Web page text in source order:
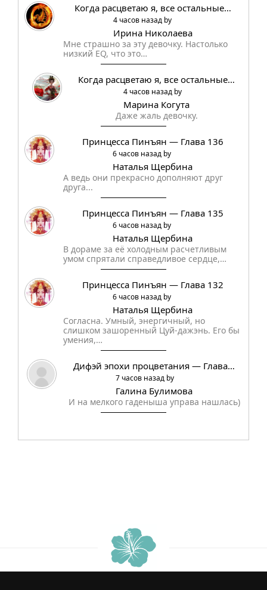
Когда расцветаю я, все остальные…
4 часов назад by
Ирина Николаева
Мне страшно за эту девочку. Настолько
низкий EQ, что это…
Когда расцветаю я, все остальные…
4 часов назад by
Марина Когута
Даже жаль девочку.
Принцесса Пинъян — Глава 136
6 часов назад by
Наталья Щербина
А ведь они прекрасно дополняют друг
друга...
Принцесса Пинъян — Глава 135
6 часов назад by
Наталья Щербина
В дораме за её холодным расчетливым
умом спрятали справедливое сердце,…
Принцесса Пинъян — Глава 132
6 часов назад by
Наталья Щербина
Согласна. Умный, энергичный, но
слишком зашоренный Цуй-дажэнь. Его бы
умения,…
Дифэй эпохи процветания — Глава…
7 часов назад by
Галина Булимова
И на мелкого гаденыша управа нашлась)